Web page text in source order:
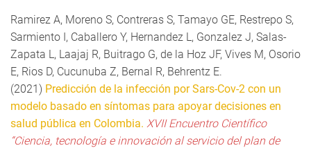
Ramirez A, Moreno S, Contreras S, Tamayo GE, Restrepo S,
Sarmiento I, Caballero Y, Hernandez L, Gonzalez J, Salas-
Zapata L, Laajaj R, Buitrago G, de la Hoz JF, Vives M, Osorio
E, Rios D, Cucunuba Z, Bernal R, Behrentz E.
(2021) Predicción de la infección por Sars-Cov-2 con un
modelo basado en síntomas para apoyar decisiones en
salud pública en Colombia. XVII Encuentro Científico
“Ciencia, tecnología e innovación al servicio del plan de